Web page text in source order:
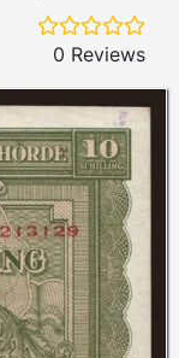
0 Reviews